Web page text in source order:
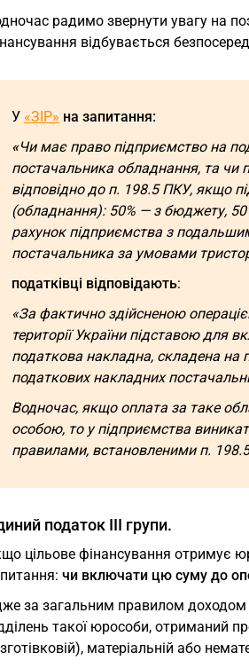
радимо звернути увагу на
відбувається
У «ЗІР» на запитання:
«Чи має право підприємство на
постачальника обладнання, та чи
відповідно до п. 198.5 ПКУ, якщо
(обладнання): 50% — з бюджету,
рахунок підприємства з
постачальника за умовами
податківці відповідають:
«За фактично здійсненою
території України підставою
податкова накладна, складена на
податкових накладних
Водночас, якщо оплата за таке
особою, то у підприємства
правилами, встановленими п.
податок III групи.
цільове фінансування отримує
чи включати цю суму до
за загальним правилом доходом
такої юрособи, отриманий
матеріальній або